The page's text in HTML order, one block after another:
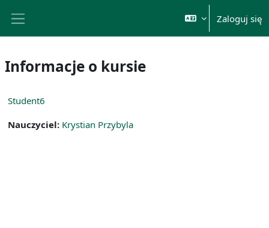
Zaloguj się
Informacje o kursie
Student6
Nauczyciel: Krystian Przybyla